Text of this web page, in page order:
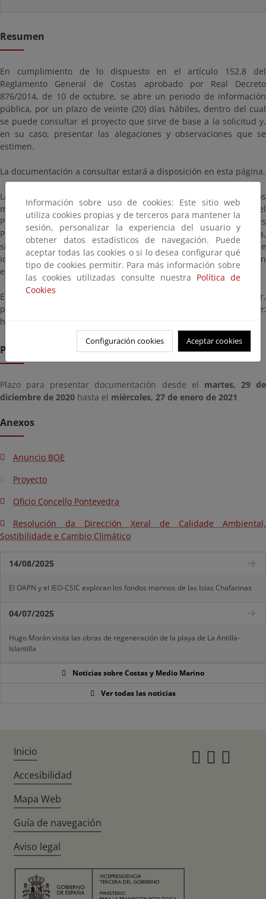
Resumen
En cumplimiento de lo dispuesto en el artículo 152.8 del
Reglamento General de Costas aprobado por Real Decreto
876/2014, de 10 de octubre, se abre un periodo de información
pública, por un plazo de veinte (20) días hábiles, dentro del cual
se puede consultar el proyecto que sirve de base a la solicitud y,
en su caso, presentar las alegaciones y observaciones que se
estimen.
La documentación a consultar estará a disposición en esta página.
Las alegaciones y observaciones se presentarán según los
mecanismos establecidos en la Ley 39/2015, de 1 de octubre, del
Procedimiento Administrativo Común de las Administraciones
Públicas, dirigidas al Servicio Provincial de Costas de Pontevedra,
sito en la c/ San José, nº 6, 36071, Pontevedra (código de
identificación: EA0043362), citando la/s referencia/s que aparecen
en este anuncio.
En particular, si dispone de certificado o DNI electrónicos en vigor,
puede hacer uso del Registro General en la dirección siguiente:
https://rec.redsara.es/registro/action/are/acceso.do
Plazo de remisión
Plazo para presentar documentación desde el martes, 29 de
diciembre de 2020 hasta el miércoles, 27 de enero de 2021
Anexos
Anuncio BOE
Proyecto
Oficio Concello Pontevedra
Resolución da Dirección Xeral de Calidade Ambiental,
Sostibilidade e Cambio Climático
14/08/2025
El OAPN y el IEO-CSIC exploran los fondos marinos de las Islas Chafarinas
04/07/2025
Hugo Morán visita las obras de regeneración de la playa de La Antilla-
Islantilla
Noticias sobre Costas y Medio Marino
Ver todas las noticias
Información sobre uso de cookies: Este sitio web
utiliza cookies propias y de terceros para mantener la
sesión, personalizar la experiencia del usuario y
obtener datos estadísticos de navegación. Puede
aceptar todas las cookies o si lo desea configurar qué
tipo de cookies permitir. Para más información sobre
las cookies utilizadas consulte nuestra Política de
Cookies
Configuración cookies Aceptar cookies
Inicio
Accesibilidad
Mapa Web
Guía de navegación
Aviso legal